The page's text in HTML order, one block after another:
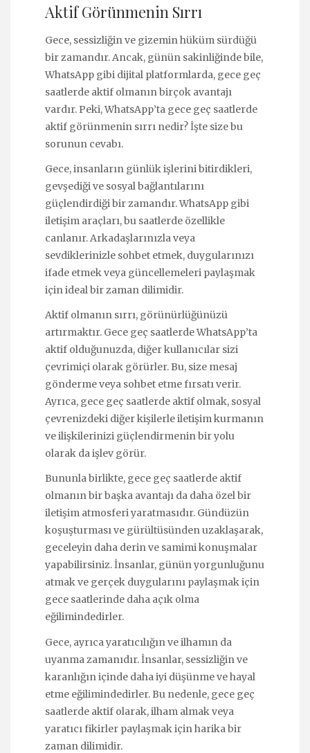
Aktif Görünmenin Sırrı
Gece, sessizliğin ve gizemin hüküm sürdüğü
bir zamandır. Ancak, günün sakinliğinde bile,
WhatsApp gibi dijital platformlarda, gece geç
saatlerde aktif olmanın birçok avantajı
vardır. Peki, WhatsApp’ta gece geç saatlerde
aktif görünmenin sırrı nedir? İşte size bu
sorunun cevabı.
Gece, insanların günlük işlerini bitirdikleri,
gevşediği ve sosyal bağlantılarını
güçlendirdiği bir zamandır. WhatsApp gibi
iletişim araçları, bu saatlerde özellikle
canlanır. Arkadaşlarınızla veya
sevdiklerinizle sohbet etmek, duygularınızı
ifade etmek veya güncellemeleri paylaşmak
için ideal bir zaman dilimidir.
Aktif olmanın sırrı, görünürlüğünüzü
artırmaktır. Gece geç saatlerde WhatsApp’ta
aktif olduğunuzda, diğer kullanıcılar sizi
çevrimiçi olarak görürler. Bu, size mesaj
gönderme veya sohbet etme fırsatı verir.
Ayrıca, gece geç saatlerde aktif olmak, sosyal
çevrenizdeki diğer kişilerle iletişim kurmanın
ve ilişkilerinizi güçlendirmenin bir yolu
olarak da işlev görür.
Bununla birlikte, gece geç saatlerde aktif
olmanın bir başka avantajı da daha özel bir
iletişim atmosferi yaratmasıdır. Gündüzün
koşuşturması ve gürültüsünden uzaklaşarak,
geceleyin daha derin ve samimi konuşmalar
yapabilirsiniz. İnsanlar, günün yorgunluğunu
atmak ve gerçek duygularını paylaşmak için
gece saatlerinde daha açık olma
eğilimindedirler.
Gece, ayrıca yaratıcılığın ve ilhamın da
uyanma zamanıdır. İnsanlar, sessizliğin ve
karanlığın içinde daha iyi düşünme ve hayal
etme eğilimindedirler. Bu nedenle, gece geç
saatlerde aktif olarak, ilham almak veya
yaratıcı fikirler paylaşmak için harika bir
zaman dilimidir.